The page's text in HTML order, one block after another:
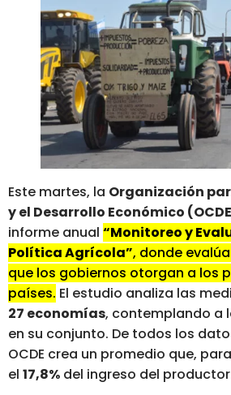
Este martes, la Organización
y el Desarrollo Económico
informe anual “Monitoreo y
Política Agrícola”, donde
que los gobiernos otorgan a los
países. El estudio analiza las
27 economías, contemplando a
en su conjunto. De todos los
OCDE crea un promedio que,
el 17,8% del ingreso del